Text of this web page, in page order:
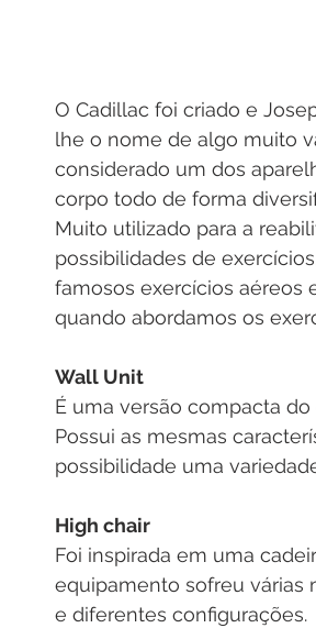
O Cadillac foi criado e
lhe o nome de algo muito
considerado um dos
corpo todo de forma
Muito utilizado para a
possibilidades de
famosos exercícios aéreos
quando abordamos os
Wall Unit
É uma versão compacta
Possui as mesmas
possibilidade uma
High chair
Foi inspirada em uma
equipamento sofreu várias
e diferentes configurações.